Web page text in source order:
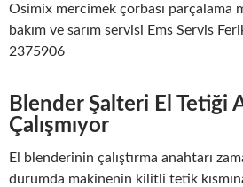
Osimix mercimek çorbası parçalama
bakım ve sarım servisi Ems Servis
2375906
Blender Şalteri El Tetiği
Çalışmıyor
El blenderinin çalıştırma anahtarı
durumda makinenin kilitli tetik